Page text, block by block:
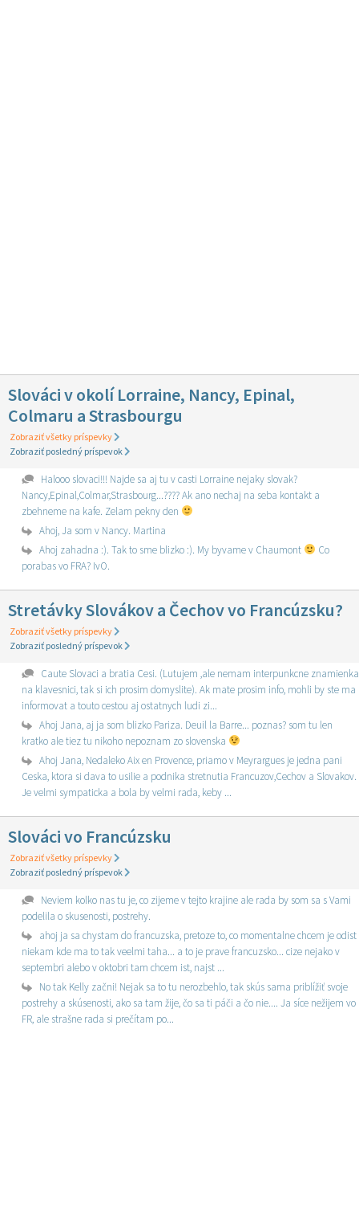
Slováci v okolí Lorraine, Nancy, Epinal,
Colmaru a Strasbourgu
Zobraziť všetky príspevky
Zobraziť posledný príspevok
Halooo slovaci!!! Najde sa aj tu v casti Lorraine nejaky slovak?
Nancy,Epinal,Colmar,Strasbourg...???? Ak ano nechaj na seba kontakt a
zbehneme na kafe. Zelam pekny den
Ahoj, Ja som v Nancy. Martina
Ahoj zahadna :). Tak to sme blizko :). My byvame v Chaumont
Co
porabas vo FRA? IvO.
Stretávky Slovákov a Čechov vo Francúzsku?
Zobraziť všetky príspevky
Zobraziť posledný príspevok
Caute Slovaci a bratia Cesi. (Lutujem ,ale nemam interpunkcne znamienka
na klavesnici, tak si ich prosim domyslite). Ak mate prosim info, mohli by ste ma
informovat a touto cestou aj ostatnych ludi zi...
Ahoj Jana, aj ja som blizko Pariza. Deuil la Barre... poznas? som tu len
kratko ale tiez tu nikoho nepoznam zo slovenska
Ahoj Jana, Nedaleko Aix en Provence, priamo v Meyrargues je jedna pani
Ceska, ktora si dava to usilie a podnika stretnutia Francuzov,Cechov a Slovakov.
Je velmi sympaticka a bola by velmi rada, keby ...
Slováci vo Francúzsku
Zobraziť všetky príspevky
Zobraziť posledný príspevok
Neviem kolko nas tu je, co zijeme v tejto krajine ale rada by som sa s Vami
podelila o skusenosti, postrehy.
ahoj ja sa chystam do francuzska, pretoze to, co momentalne chcem je odist
niekam kde ma to tak veelmi taha... a to je prave francuzsko... cize nejako v
septembri alebo v oktobri tam chcem ist, najst ...
No tak Kelly začni! Nejak sa to tu nerozbehlo, tak skús sama priblížiť svoje
postrehy a skúsenosti, ako sa tam žije, čo sa ti páči a čo nie.... Ja síce nežijem vo
FR, ale strašne rada si prečítam po...